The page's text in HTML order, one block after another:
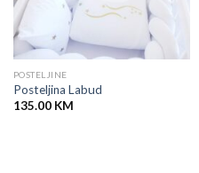
POSTELJINE
Posteljina Labud
135.00 KM